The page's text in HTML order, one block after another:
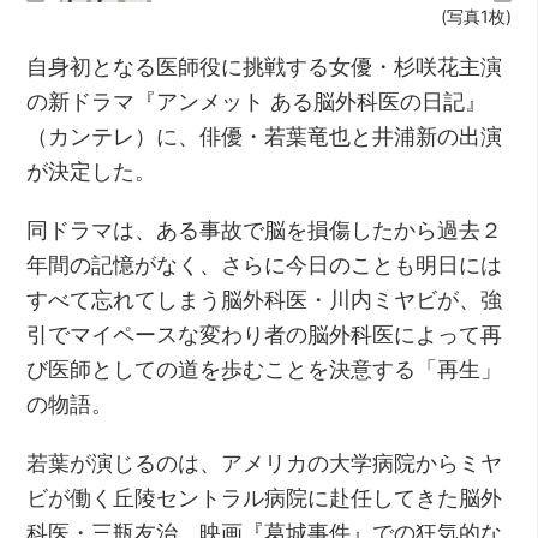
(写真1枚)
自身初となる医師役に挑戦する女優・杉咲花主演
の新ドラマ『アンメット ある脳外科医の日記』
（カンテレ）に、俳優・若葉竜也と井浦新の出演
が決定した。
同ドラマは、ある事故で脳を損傷したから過去２
年間の記憶がなく、さらに今日のことも明日には
すべて忘れてしまう脳外科医・川内ミヤビが、強
引でマイペースな変わり者の脳外科医によって再
び医師としての道を歩むことを決意する「再生」
の物語。
若葉が演じるのは、アメリカの大学病院からミヤ
ビが働く丘陵セントラル病院に赴任してきた脳外
科医・三瓶友治。映画『葛城事件』での狂気的な